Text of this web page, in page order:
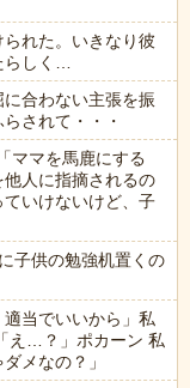
れた。いきなり彼
らしく…
合わない主張を振
されて・・・
ママを馬鹿にする
人に指摘されるの
いけないけど、子
子供の勉強机置くの
当でいいから」私
え…？」ポカーン 私
メなの？」